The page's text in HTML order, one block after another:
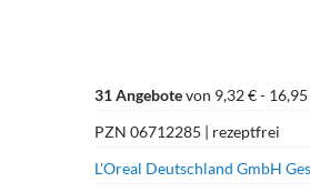
31 Angebotevon 9,32 € - 16,95
PZN 06712285 | rezeptfrei
L'Oreal Deutschland GmbH